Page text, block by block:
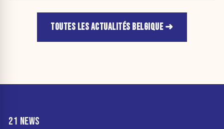
TOUTES LES ACTUALITÉS BELGIQUE
21 NEWS